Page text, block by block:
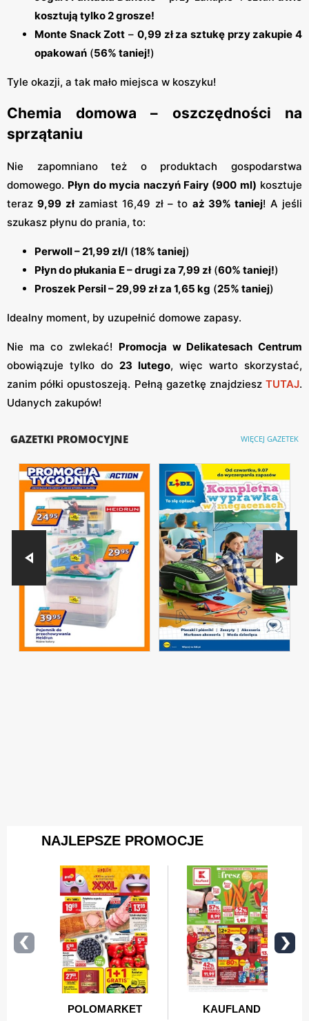
kosztują tylko 2 grosze!
Monte Snack Zott – 0,99 zł za sztukę przy zakupie 4
opakowań (56% taniej!)
Tyle okazji, a tak mało miejsca w koszyku!
Chemia domowa – oszczędności na
sprzątaniu
Nie zapomniano też o produktach gospodarstwa
domowego. Płyn do mycia naczyń Fairy (900 ml) kosztuje
teraz9,99 złzamiast 16,49 zł – to aż 39% taniej! A jeśli
szukasz płynu do prania, to:
Perwoll – 21,99 zł/l (18% taniej)
Płyn do płukania E – drugi za 7,99 zł(60% taniej!)
Proszek Persil – 29,99 zł za 1,65 kg (25% taniej)
Idealny moment, by uzupełnić domowe zapasy.
Nie ma co zwlekać! Promocja w Delikatesach Centrum
obowiązuje tylko do 23 lutego, więc warto skorzystać,
zanim półki opustoszeją. Pełną gazetkę znajdziesz TUTAJ.
Udanych zakupów!